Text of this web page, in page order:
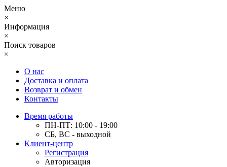
Меню
×
Информация
×
Поиск товаров
×
О нас
Доставка и оплата
Возврат и обмен
Контакты
Время работы
ПН-ПТ: 10:00 - 19:00
СБ, ВС - выходной
Клиент-центр
Регистрация
Авторизация